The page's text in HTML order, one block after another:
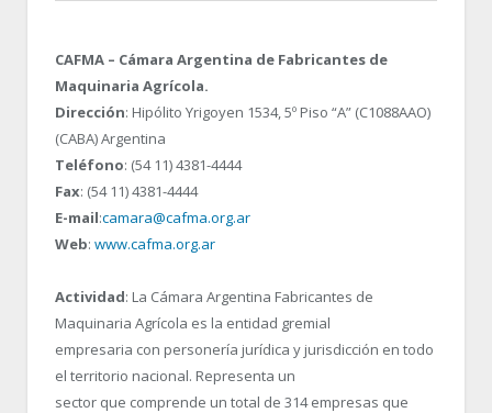
CAFMA – Cámara Argentina de Fabricantes de
Maquinaria Agrícola.
Dirección: Hipólito Yrigoyen 1534, 5º Piso “A” (C1088AAO)
(CABA) Argentina
Teléfono: (54 11) 4381-4444
Fax: (54 11) 4381-4444
E-mail:camara@cafma.org.ar
Web: www.cafma.org.ar
Actividad: La Cámara Argentina Fabricantes de
Maquinaria Agrícola es la entidad gremial
empresaria con personería jurídica y jurisdicción en todo
el territorio nacional. Representa un
sector que comprende un total de 314 empresas que